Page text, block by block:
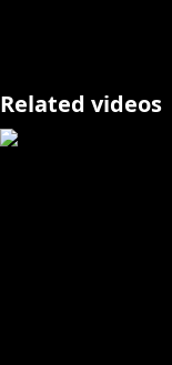
ホームページは
Related videos